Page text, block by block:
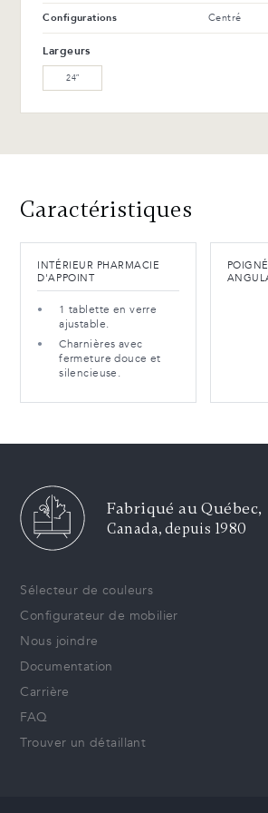
Configurations Centré
Largeurs
24″
Caractéristiques
INTÉRIEUR PHARMACIE
D'APPOINT
1 tablette en verre
ajustable.
Charnières avec
fermeture douce et
silencieuse.
Fabriqué au Québec,
Canada, depuis 1980
Sélecteur de couleurs
Configurateur de mobilier
Nous joindre
Documentation
Carrière
FAQ
Trouver un détaillant